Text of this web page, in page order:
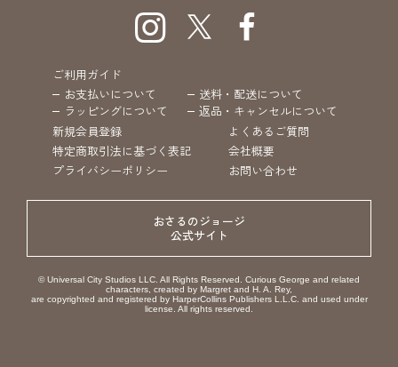
ご利用ガイド
お支払いについて
送料・配送について
ラッピングについて
返品・キャンセルについて
新規会員登録
よくあるご質問
特定商取引法に基づく表記
会社概要
プライバシーポリシー
お問い合わせ
おさるのジョージ
公式サイト
© Universal City Studios LLC. All Rights Reserved. Curious George and related
characters, created by Margret and H. A. Rey,
are copyrighted and registered by HarperCollins Publishers L.L.C. and used under
license. All rights reserved.